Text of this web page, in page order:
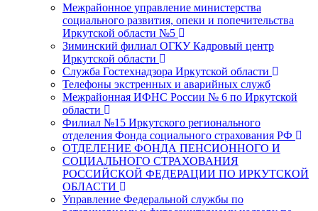
Межрайонное управление министерства
социального развития, опеки и попечительства
Иркутской области №5
Зиминский филиал ОГКУ Кадровый центр
Иркутской области
Служба Гостехнадзора Иркутской области
Телефоны экстренных и аварийных служб
Межрайонная ИФНС России № 6 по Иркутской
области
Филиал №15 Иркутского регионального
отделения Фонда социального страхования РФ
ОТДЕЛЕНИЕ ФОНДА ПЕНСИОННОГО И
СОЦИАЛЬНОГО СТРАХОВАНИЯ
РОССИЙСКОЙ ФЕДЕРАЦИИ ПО ИРКУТСКОЙ
ОБЛАСТИ
Управление Федеральной службы по